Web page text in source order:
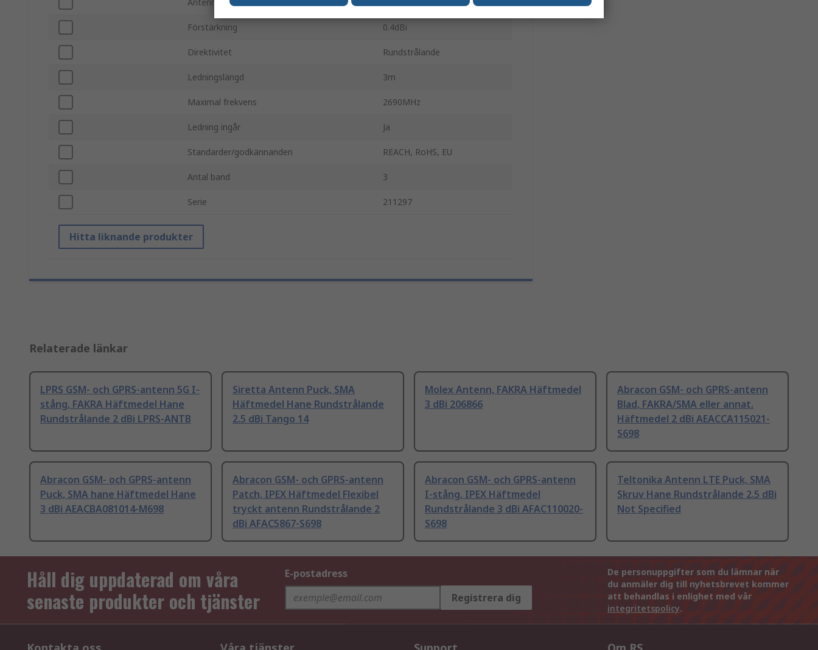
Förstärkning 0.4dBi
Direktivitet Rundstrålande
Ledningslängd 3m
Maximal frekvens 2690MHz
Ledning ingår Ja
Standarder/godkännanden REACH, RoHS, EU
Antal band 3
Serie 211297
Hitta liknande produkter
Relaterade länkar
LPRS GSM- och GPRS-antenn 5G I-
stång, FAKRA Häftmedel Hane
Rundstrålande 2 dBi LPRS-ANTB
Siretta Antenn Puck, SMA
Häftmedel Hane Rundstrålande
2.5 dBi Tango 14
Molex Antenn, FAKRA Häftmedel
3 dBi 206866
Abracon GSM- och GPRS-antenn
Blad, FAKRA/SMA eller annat.
Häftmedel 2 dBi AEACCA115021-
S698
Abracon GSM- och GPRS-antenn
Puck, SMA hane Häftmedel Hane
3 dBi AEACBA081014-M698
Abracon GSM- och GPRS-antenn
Patch, IPEX Häftmedel Flexibel
tryckt antenn Rundstrålande 2
dBi AFAC5867-S698
Abracon GSM- och GPRS-antenn
I-stång, IPEX Häftmedel
Rundstrålande 3 dBi AFAC110020-
S698
Teltonika Antenn LTE Puck, SMA
Skruv Hane Rundstrålande 2.5 dBi
Not Specified
Håll dig uppdaterad om våra
senaste produkter och tjänster
E-postadress
Registrera dig
De personuppgifter som du lämnar när
du anmäler dig till nyhetsbrevet kommer
att behandlas i enlighet med vår
integritetspolicy.